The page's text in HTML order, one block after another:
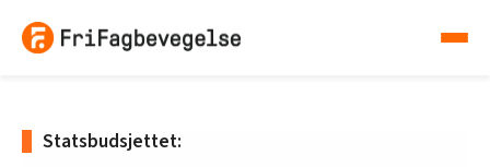
Statsbudsjettet: